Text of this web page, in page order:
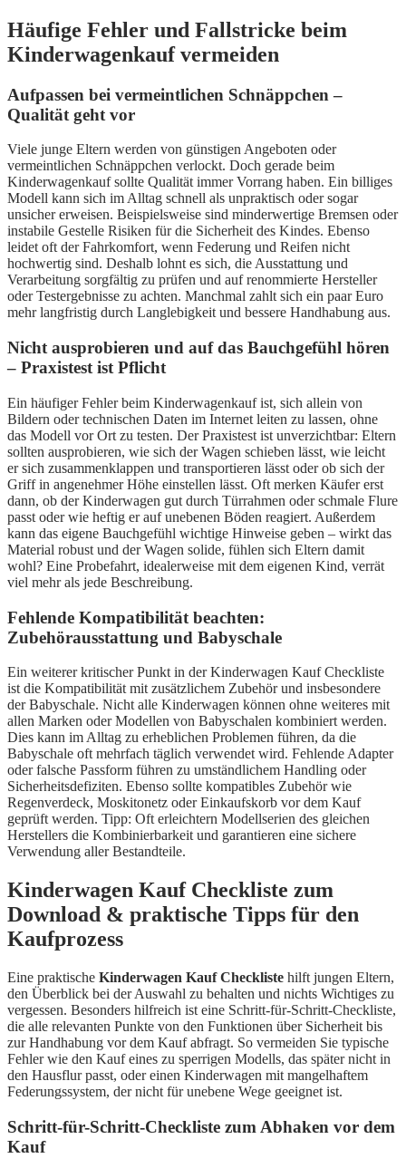
Häufige Fehler und Fallstricke beim
Kinderwagenkauf vermeiden
Aufpassen bei vermeintlichen Schnäppchen –
Qualität geht vor
Viele junge Eltern werden von günstigen Angeboten oder
vermeintlichen Schnäppchen verlockt. Doch gerade beim
Kinderwagenkauf sollte Qualität immer Vorrang haben. Ein billiges
Modell kann sich im Alltag schnell als unpraktisch oder sogar
unsicher erweisen. Beispielsweise sind minderwertige Bremsen oder
instabile Gestelle Risiken für die Sicherheit des Kindes. Ebenso
leidet oft der Fahrkomfort, wenn Federung und Reifen nicht
hochwertig sind. Deshalb lohnt es sich, die Ausstattung und
Verarbeitung sorgfältig zu prüfen und auf renommierte Hersteller
oder Testergebnisse zu achten. Manchmal zahlt sich ein paar Euro
mehr langfristig durch Langlebigkeit und bessere Handhabung aus.
Nicht ausprobieren und auf das Bauchgefühl hören
– Praxistest ist Pflicht
Ein häufiger Fehler beim Kinderwagenkauf ist, sich allein von
Bildern oder technischen Daten im Internet leiten zu lassen, ohne
das Modell vor Ort zu testen. Der Praxistest ist unverzichtbar: Eltern
sollten ausprobieren, wie sich der Wagen schieben lässt, wie leicht
er sich zusammenklappen und transportieren lässt oder ob sich der
Griff in angenehmer Höhe einstellen lässt. Oft merken Käufer erst
dann, ob der Kinderwagen gut durch Türrahmen oder schmale Flure
passt oder wie hef­tig er auf unebenen Böden reagiert. Außerdem
kann das eigene Bauchgefühl wichtige Hinweise geben – wirkt das
Material robust und der Wagen solide, fühlen sich Eltern damit
wohl? Eine Probefahrt, idealerweise mit dem eigenen Kind, verrät
viel mehr als jede Beschreibung.
Fehlende Kompatibilität beachten:
Zubehörausstattung und Babyschale
Ein weiterer kritischer Punkt in der Kinderwagen Kauf Checkliste
ist die Kompatibilität mit zusätzlichem Zubehör und insbesondere
der Babyschale. Nicht alle Kinderwagen können ohne weiteres mit
allen Marken oder Modellen von Babyschalen kombiniert werden.
Dies kann im Alltag zu erheblichen Problemen führen, da die
Babyschale oft mehrfach täglich verwendet wird. Fehlende Adapter
oder falsche Passform führen zu umständlichem Handling oder
Sicherheitsdefiziten. Ebenso sollte kompatibles Zubehör wie
Regenverdeck, Moskitonetz oder Einkaufskorb vor dem Kauf
geprüft werden. Tipp: Oft erleichtern Modellserien des gleichen
Herstellers die Kombinierbarkeit und garantieren eine sichere
Verwendung aller Bestandteile.
Kinderwagen Kauf Checkliste zum
Download & praktische Tipps für den
Kaufprozess
Eine praktische Kinderwagen Kauf Checkliste hilft jungen Eltern,
den Überblick bei der Auswahl zu behalten und nichts Wichtiges zu
vergessen. Besonders hilfreich ist eine Schritt-für-Schritt-Checkliste,
die alle relevanten Punkte von den Funktionen über Sicherheit bis
zur Handhabung vor dem Kauf abfragt. So vermeiden Sie typische
Fehler wie den Kauf eines zu sperrigen Modells, das später nicht in
den Hausflur passt, oder einen Kinderwagen mit mangelhaftem
Federungssystem, der nicht für unebene Wege geeignet ist.
Schritt-für-Schritt-Checkliste zum Abhaken vor dem
Kauf